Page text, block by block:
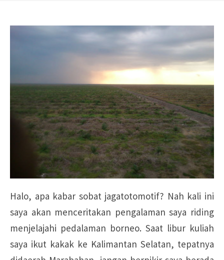
Halo, apa kabar sobat jagatotomotif? Nah kali ini
saya akan menceritakan pengalaman saya riding
menjelajahi pedalaman borneo. Saat libur kuliah
saya ikut kakak ke Kalimantan Selatan, tepatnya